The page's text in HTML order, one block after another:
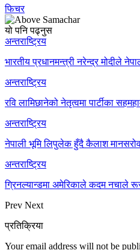
फिचर
यो पनि पढ्नुस
अन्तराष्ट्रिय
भारतीय प्रधानमन्त्री नरेन्द्र मोदीले
अन्तराष्ट्रिय
रवि लामिछानेको नेतृत्वमा पार्टीका
अन्तराष्ट्रिय
नेपाली भूमि लिपुलेक हुँदै कैलाश
अन्तराष्ट्रिय
ग्रिनल्यान्डमा अमेरिकाले कदम नचाले
Prev Next
प्रतिक्रिया
Your email address will not be